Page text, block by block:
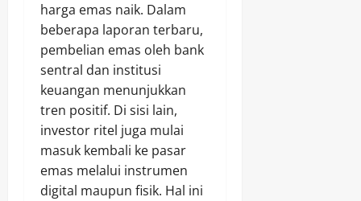
harga emas naik. Dalam
beberapa laporan terbaru,
pembelian emas oleh bank
sentral dan institusi
keuangan menunjukkan
tren positif. Di sisi lain,
investor ritel juga mulai
masuk kembali ke pasar
emas melalui instrumen
digital maupun fisik. Hal ini